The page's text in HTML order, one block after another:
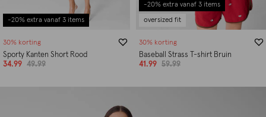
-20% extra vanaf 3 items
30% korting
Sporty Kanten Short Rood
34.99
49.99
-20% extra vanaf 3 items
oversized fit
30% korting
Baseball Strass T-shirt Bruin
41.99
59.99